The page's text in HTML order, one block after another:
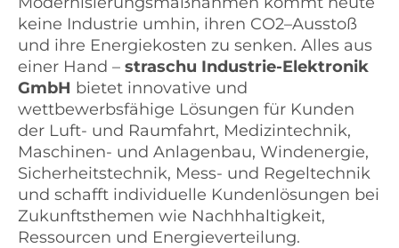
keine Industrie umhin, ihren CO2–Ausstoß
und ihre Energiekosten zu senken. Alles aus
einer Hand – straschu Industrie-Elektronik
GmbH bietet innovative und
wettbewerbsfähige Lösungen für Kunden
der Luft- und Raumfahrt, Medizintechnik,
Maschinen- und Anlagenbau, Windenergie,
Sicherheitstechnik, Mess- und Regeltechnik
und schafft individuelle Kundenlösungen bei
Zukunftsthemen wie Nachhhaltigkeit,
Ressourcen und Energieverteilung.